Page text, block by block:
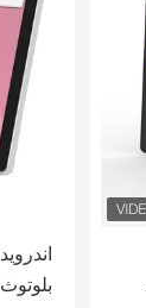
بلوتوث 4.0 صفحه نمایش تبلیغاتی